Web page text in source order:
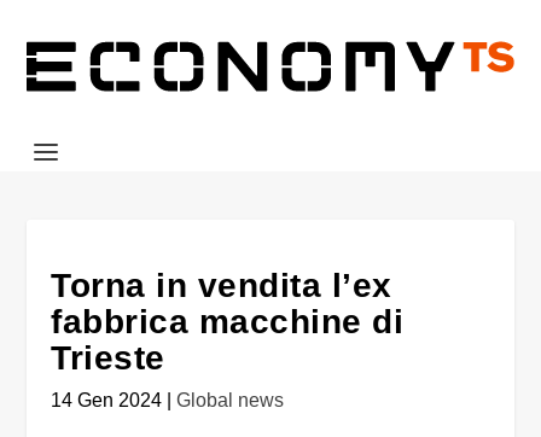
Torna in vendita l’ex
fabbrica macchine di
Trieste
14 Gen 2024 |Global news